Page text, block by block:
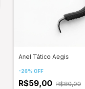
Anel Tático Aegis
-26% OFF
R$59,00 R$80,00